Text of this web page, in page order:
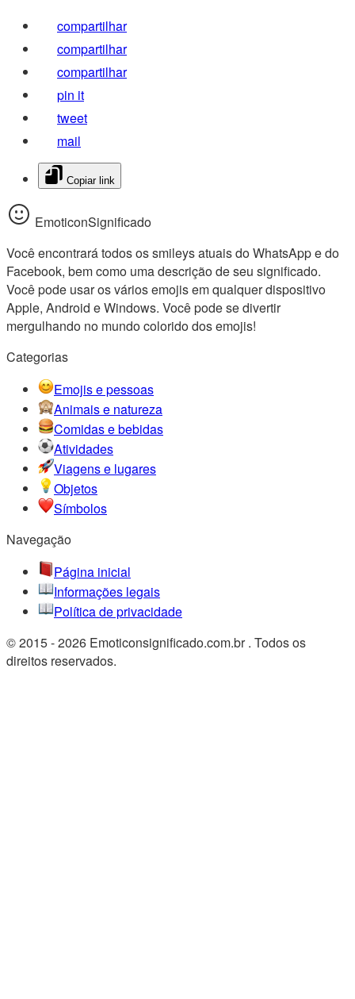
compartilhar
compartilhar
compartilhar
pin it
tweet
mail
Copiar link
EmoticonSignificado
Você encontrará todos os smileys atuais do WhatsApp e do
Facebook, bem como uma descrição de seu significado.
Você pode usar os vários emojis em qualquer dispositivo
Apple, Android e Windows. Você pode se divertir
mergulhando no mundo colorido dos emojis!
Categorias
Emojis e pessoas
Animais e natureza
Comidas e bebidas
Atividades
Viagens e lugares
Objetos
Símbolos
Navegação
Página inicial
Informações legais
Política de privacidade
© 2015 - 2026 Emoticonsignificado.com.br . Todos os
direitos reservados.